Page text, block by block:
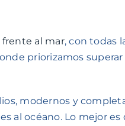
al mar, con todas
priorizamos
modernos y
al océano. Lo mejor